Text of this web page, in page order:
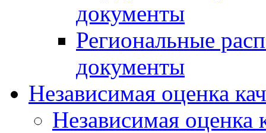
документы
Региональные
документы
Независимая оценка
Независимая оценка